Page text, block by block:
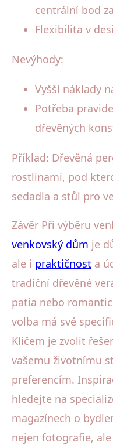
centrální bod
Flexibilita v
Nevýhody:
Vyšší náklady
Potřeba
dřevěných
Příklad: Dřevěná
rostlinami, pod
sedadla a stůl pro
Závěr Při výběru
venkovský dům je
ale i praktičnost a
tradiční dřevěné
patia nebo
volba má své
Klíčem je zvolit
vašemu životnímu
preferencím.
hledejte na
magazínech o
nejen fotografie,